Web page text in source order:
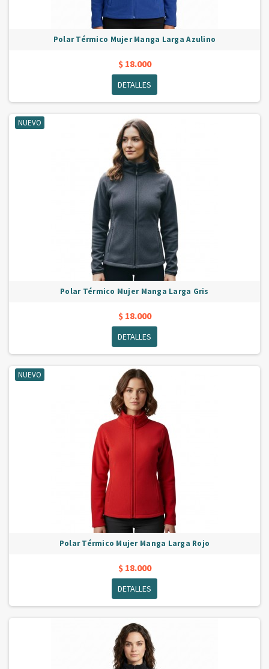
Polar Térmico Mujer Manga Larga Azulino
$ 18.000
DETALLES
NUEVO
Polar Térmico Mujer Manga Larga Gris
$ 18.000
DETALLES
NUEVO
Polar Térmico Mujer Manga Larga Rojo
$ 18.000
DETALLES